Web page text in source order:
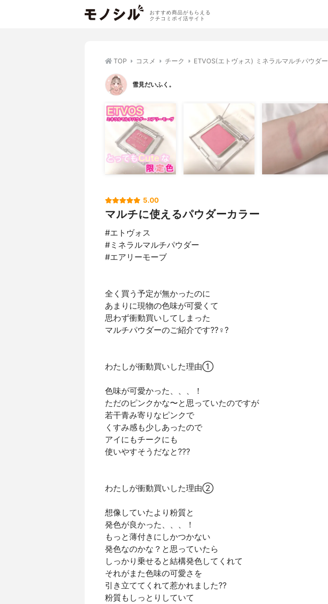
おすすめ商品がもらえる
クチコミポイ活サイト
TOP コスメ チーク ETVOS(エトヴォス) ミネラルマルチパウダー
雪見だいふく。
5.00
マルチに使えるパウダーカラー
#エトヴォス
#ミネラルマルチパウダー
#エアリーモーブ
全く買う予定が無かったのに
あまりに現物の色味が可愛くて
思わず衝動買いしてしまった
マルチパウダーのご紹介です??‍♀️?
わたしが衝動買いした理由①
色味が可愛かった、、、！
ただのピンクかな〜と思っていたのですが
若干青み寄りなピンクで
くすみ感も少しあったので
アイにもチークにも
使いやすそうだなと???
わたしが衝動買いした理由②
想像していたより粉質と
発色が良かった、、、！
もっと薄付きにしかつかない
発色なのかな？と思っていたら
しっかり乗せると結構発色してくれて
それがまた色味の可愛さを
引き立ててくれて惹かれました??
粉質もしっとりしていて